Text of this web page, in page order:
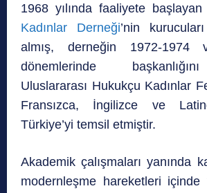
1968 yılında faaliyete başlayan
Kadınlar Derneği’nin
almış, derneğin 1972-1974
dönemlerinde
Uluslararası Hukukçu Kadınlar
Fransızca, İngilizce ve
Türkiye’yi temsil etmiştir.
Akademik çalışmaları yanında
modernleşme hareketleri